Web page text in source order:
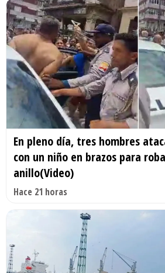
En pleno día, tres hombres
con un niño en brazos para
anillo(Video)
Hace 21 horas